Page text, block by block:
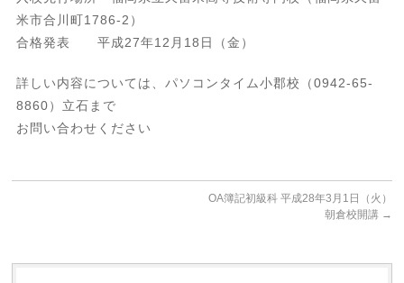
米市合川町1786-2）
合格発表 平成27年12月18日（金）
詳しい内容については、パソコンタイム小郡校（0942-65-
8860）立石まで
お問い合わせください
OA簿記初級科 平成28年3月1日（火）
朝倉校開講 →